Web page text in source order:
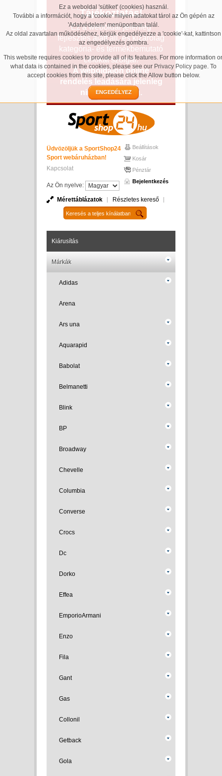
Ez a weboldal 'sütiket' (cookies) használ.
További a információt, hogy a 'cookie' milyen adatokat tárol az Ön gépén az
'Adatvédelem' menüpontban talál.
Az oldal zavartalan működéséhez, kérjük engedélyezze a 'cookie'-kat, kattintson
az engedélyezés gombra.
This website requires cookies to provide all of its features. For more information
what data is contained in the cookies, please see our Privacy Policy page. To
accept cookies from this site, please click the Allow button below.
ENGEDÉLYEZ
Tájékoztatás!
Ez a weboldal jelenleg
fejlesztés alatt áll, és kizárólag
kategória- és termékbemutató
célokat szolgál.
A weboldalon online
rendelés leadására jelenleg
nincs lehetőség.
Üdvözöljük a SportShop24
Sport webáruházban!
Kapcsolat
Az Ön nyelve:
Beállítások
Kosár
Pénztár
Bejelentkezés
Mérettáblázatok Részletes kereső
Kiárusítás
Márkák
Adidas
Arena
Ars una
Aquarapid
Babolat
Belmanetti
Blink
BP
Broadway
Chevelle
Columbia
Converse
Crocs
Dc
Dorko
Effea
EmporioArmani
Enzo
Fila
Gant
Gas
Collonil
Getback
Gola